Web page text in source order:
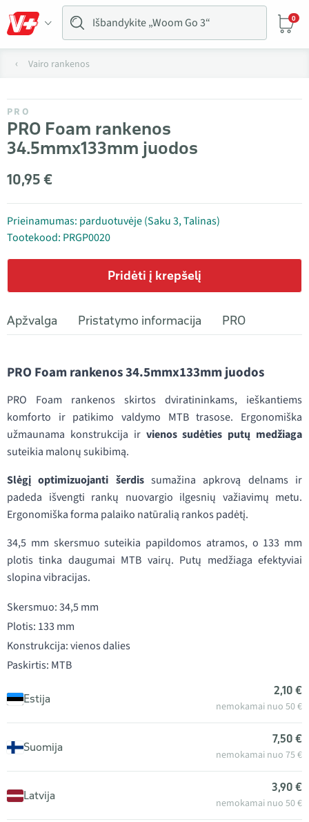
0
Vairo rankenos
PRO
PRO Foam rankenos
34.5mmx133mm juodos
10,95 €
Prieinamumas: parduotuvėje (Saku 3, Talinas)
Tootekood: PRGP0020
Pridėti į krepšelį
Apžvalga Pristatymo informacija PRO
PRO Foam rankenos 34.5mmx133mm juodos
PRO Foam rankenos skirtos dviratininkams, ieškantiems
komforto ir patikimo valdymo MTB trasose. Ergonomiška
užmaunama konstrukcija ir vienos sudėties putų medžiaga
suteikia malonų sukibimą.
Slėgį optimizuojanti šerdissumažina apkrovą delnams ir
padeda išvengti rankų nuovargio ilgesnių važiavimų metu.
Ergonomiška forma palaiko natūralią rankos padėtį.
34,5 mm skersmuo suteikia papildomos atramos, o 133 mm
plotis tinka daugumai MTB vairų. Putų medžiaga efektyviai
slopina vibracijas.
Skersmuo: 34,5 mm
Plotis: 133 mm
Konstrukcija: vienos dalies
Paskirtis: MTB
Estija
2,10 €
nemokamai nuo 50 €
Suomija
7,50 €
nemokamai nuo 75 €
Latvija
3,90 €
nemokamai nuo 50 €